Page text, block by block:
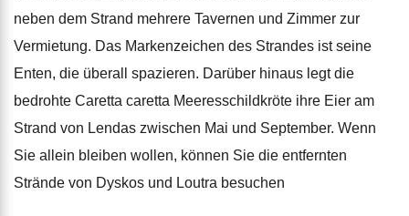
neben dem Strand mehrere Tavernen und Zimmer zur
Vermietung. Das Markenzeichen des Strandes ist seine
Enten, die überall spazieren. Darüber hinaus legt die
bedrohte Caretta caretta Meeresschildkröte ihre Eier am
Strand von Lendas zwischen Mai und September. Wenn
Sie allein bleiben wollen, können Sie die entfernten
Strände von Dyskos und Loutra besuchen